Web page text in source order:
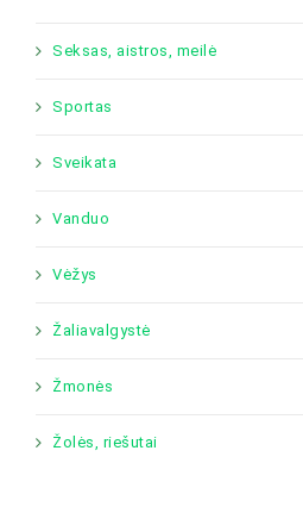
Seksas, aistros, meilė
Sportas
Sveikata
Vanduo
Vėžys
Žaliavalgystė
Žmonės
Žolės, riešutai